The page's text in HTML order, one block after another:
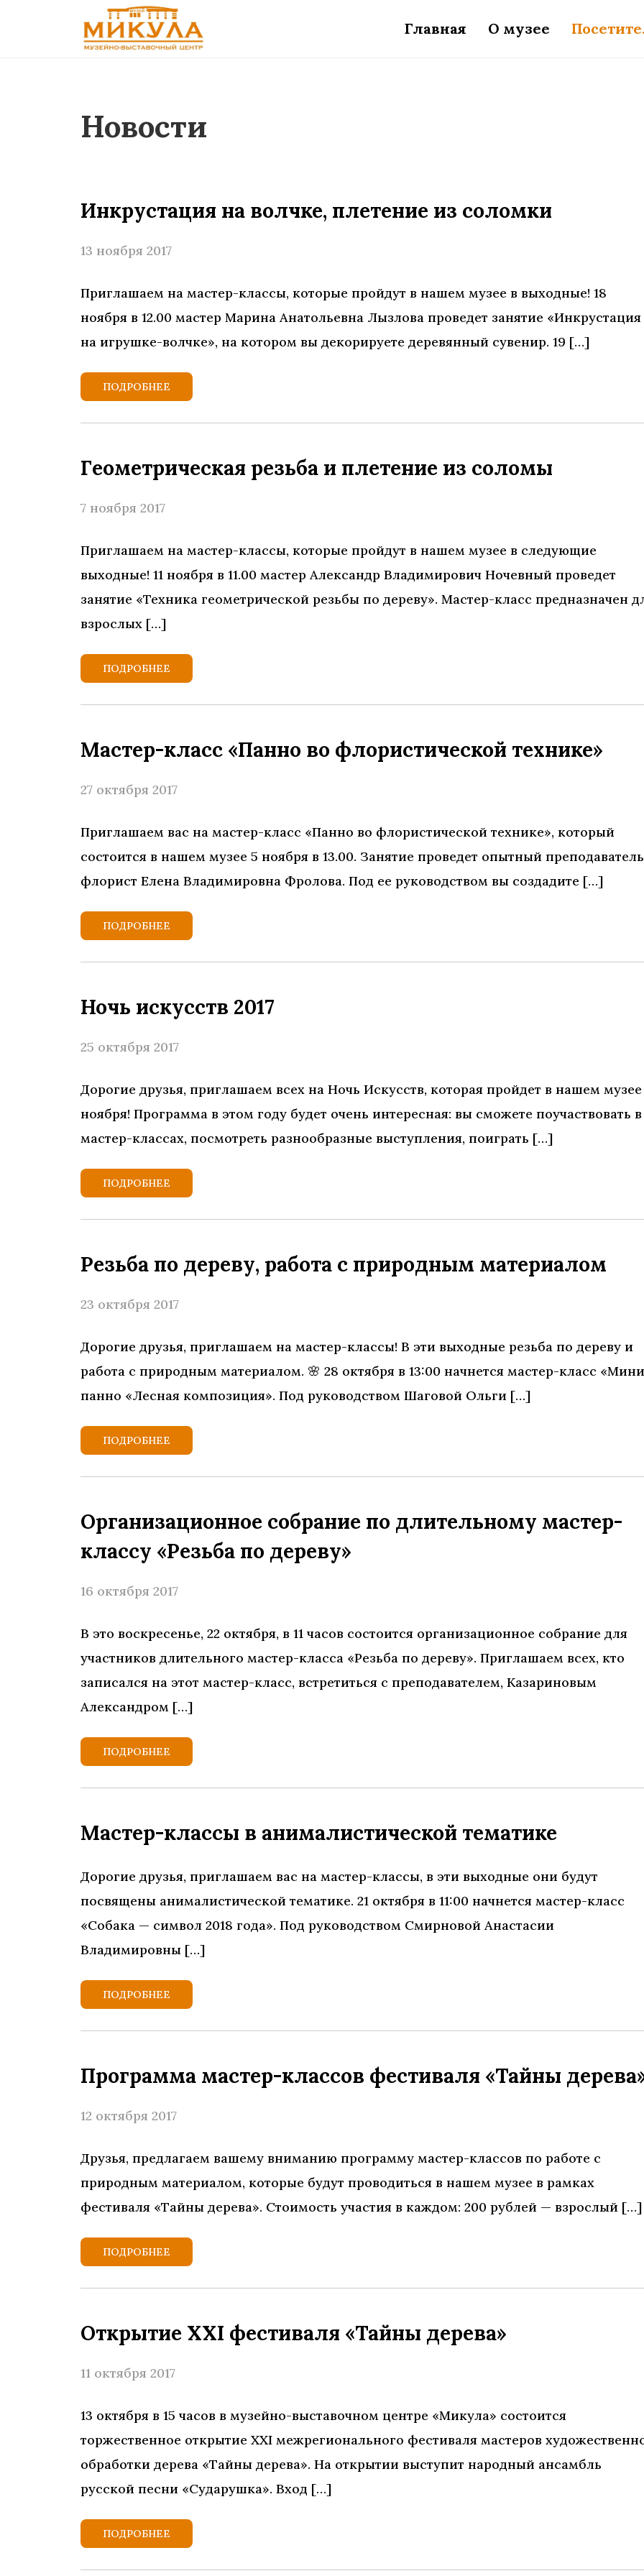
Главная О музее
Новости
Инкрустация на волчке, плетение из соломки
13 ноября 2017
Приглашаем на мастер-классы, которые пройдут в нашем музее в выходные! 18
ноября в 12.00 мастер Марина Анатольевна Лызлова проведет занятие «Инкрустация
на игрушке-волчке», на котором вы декорируете деревянный сувенир. 19 […]
ПОДРОБНЕЕ
Геометрическая резьба и плетение из соломы
7 ноября 2017
Приглашаем на мастер-классы, которые пройдут в нашем музее в следующие
выходные! 11 ноября в 11.00 мастер Александр Владимирович Ночевный проведет
занятие «Техника геометрической резьбы по дереву». Мастер-класс предназначен
взрослых […]
ПОДРОБНЕЕ
Мастер-класс «Панно во флористической технике»
27 октября 2017
Приглашаем вас на мастер-класс «Панно во флористической технике», который
состоится в нашем музее 5 ноября в 13.00. Занятие проведет опытный
флорист Елена Владимировна Фролова. Под ее руководством вы создадите […]
ПОДРОБНЕЕ
Ночь искусств 2017
25 октября 2017
Дорогие друзья, приглашаем всех на Ночь Искусств, которая пройдет в нашем музее
ноября! Программа в этом году будет очень интересная: вы сможете поучаствовать в
мастер-классах, посмотреть разнообразные выступления, поиграть […]
ПОДРОБНЕЕ
Резьба по дереву, работа с природным материалом
23 октября 2017
Дорогие друзья, приглашаем на мастер-классы! В эти выходные резьба по дереву и
работа с природным материалом. 🌸 28 октября в 13:00 начнется мастер-класс
панно «Лесная композиция». Под руководством Шаговой Ольги […]
ПОДРОБНЕЕ
Организационное собрание по длительному мастер-
классу «Резьба по дереву»
16 октября 2017
В это воскресенье, 22 октября, в 11 часов состоится организационное собрание для
участников длительного мастер-класса «Резьба по дереву». Приглашаем всех, кто
записался на этот мастер-класс, встретиться с преподавателем, Казариновым
Александром […]
ПОДРОБНЕЕ
Мастер-классы в анималистической тематике
Дорогие друзья, приглашаем вас на мастер-классы, в эти выходные они будут
посвящены анималистической тематике. 21 октября в 11:00 начнется мастер-класс
«Собака — символ 2018 года». Под руководством Смирновой Анастасии
Владимировны […]
ПОДРОБНЕЕ
Программа мастер-классов фестиваля «Тайны
12 октября 2017
Друзья, предлагаем вашему вниманию программу мастер-классов по работе с
природным материалом, которые будут проводиться в нашем музее в рамках
фестиваля «Тайны дерева». Стоимость участия в каждом: 200 рублей — взрослый […]
ПОДРОБНЕЕ
Открытие XXI фестиваля «Тайны дерева»
11 октября 2017
13 октября в 15 часов в музейно-выставочном центре «Микула» состоится
торжественное открытие ХХI межрегионального фестиваля мастеров
обработки дерева «Тайны дерева». На открытии выступит народный ансамбль
русской песни «Сударушка». Вход […]
ПОДРОБНЕЕ